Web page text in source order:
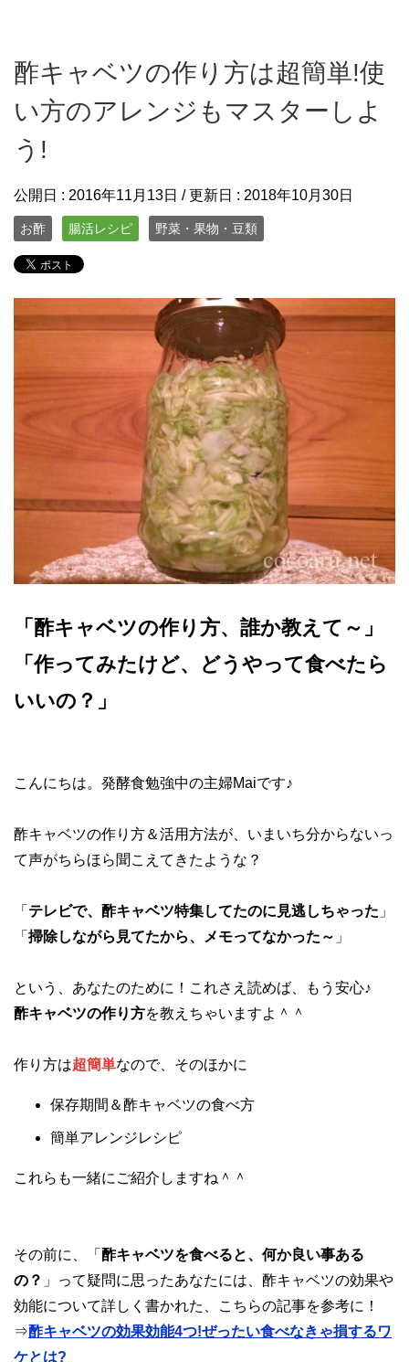
酢キャベツの作り方は超簡単!使
い方のアレンジもマスターしよ
う!
公開日 : 2016年11月13日 / 更新日 : 2018年10月30日
お酢 腸活レシピ 野菜・果物・豆類
「酢キャベツの作り方、誰か教えて～」
「作ってみたけど、どうやって食べたら
いいの？」
こんにちは。発酵食勉強中の主婦Maiです♪
酢キャベツの作り方＆活用方法が、いまいち分からないっ
て声がちらほら聞こえてきたような？
「 テレビで、酢キャベツ特集してたのに見逃しちゃった 」
「 掃除しながら見てたから、メモってなかった～ 」
という、あなたのために！これさえ読めば、もう安心♪
酢キャベツの作り方を教えちゃいますよ＾＾
作り方は超簡単なので、そのほかに
保存期間＆酢キャベツの食べ方
簡単アレンジレシピ
これらも一緒にご紹介しますね＾＾
その前に、「 酢キャベツを食べると、何か良い事ある
の？ 」って疑問に思ったあなたには、酢キャベツの効果や
効能について詳しく書かれた、こちらの記事を参考に！
⇒酢キャベツの効果効能4つ!ぜったい食べなきゃ損するワ
ケとは?